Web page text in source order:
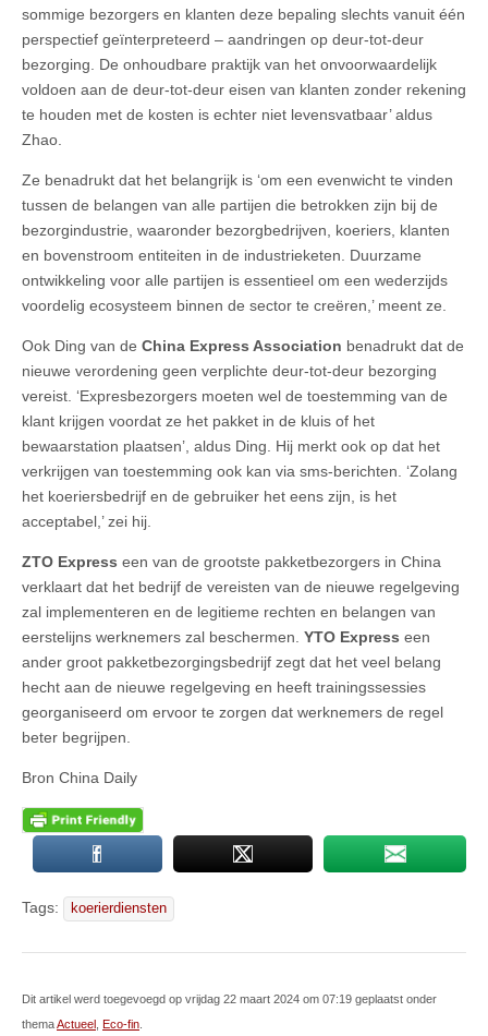
sommige bezorgers en klanten deze bepaling slechts vanuit één
perspectief geïnterpreteerd – aandringen op deur-tot-deur
bezorging. De onhoudbare praktijk van het onvoorwaardelijk
voldoen aan de deur-tot-deur eisen van klanten zonder rekening
te houden met de kosten is echter niet levensvatbaar’ aldus
Zhao.
Ze benadrukt dat het belangrijk is ‘om een evenwicht te vinden
tussen de belangen van alle partijen die betrokken zijn bij de
bezorgindustrie, waaronder bezorgbedrijven, koeriers, klanten
en bovenstroom entiteiten in de industrieketen. Duurzame
ontwikkeling voor alle partijen is essentieel om een wederzijds
voordelig ecosysteem binnen de sector te creëren,’ meent ze.
Ook Ding van de China Express Association benadrukt dat de
nieuwe verordening geen verplichte deur-tot-deur bezorging
vereist. ‘Expresbezorgers moeten wel de toestemming van de
klant krijgen voordat ze het pakket in de kluis of het
bewaarstation plaatsen’, aldus Ding. Hij merkt ook op dat het
verkrijgen van toestemming ook kan via sms-berichten. ‘Zolang
het koeriersbedrijf en de gebruiker het eens zijn, is het
acceptabel,’ zei hij.
ZTO Express een van de grootste pakketbezorgers in China
verklaart dat het bedrijf de vereisten van de nieuwe regelgeving
zal implementeren en de legitieme rechten en belangen van
eerstelijns werknemers zal beschermen. YTO Express een
ander groot pakketbezorgingsbedrijf zegt dat het veel belang
hecht aan de nieuwe regelgeving en heeft trainingssessies
georganiseerd om ervoor te zorgen dat werknemers de regel
beter begrijpen.
Bron China Daily
Tags: koerierdiensten
Dit artikel werd toegevoegd op vrijdag 22 maart 2024 om 07:19 geplaatst onder
themaActueel Eco-fin